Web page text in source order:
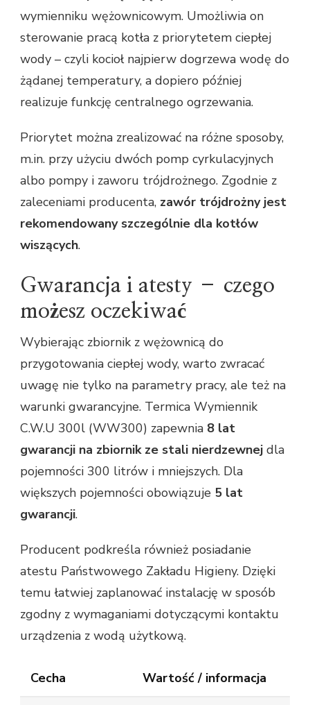
wymienniku wężownicowym. Umożliwia on
sterowanie pracą kotła z priorytetem ciepłej
wody – czyli kocioł najpierw dogrzewa wodę do
żądanej temperatury, a dopiero później
realizuje funkcję centralnego ogrzewania.
Priorytet można zrealizować na różne sposoby,
m.in. przy użyciu dwóch pomp cyrkulacyjnych
albo pompy i zaworu trójdrożnego. Zgodnie z
zaleceniami producenta, zawór trójdrożny jest
rekomendowany szczególnie dla kotłów
wiszących.
Gwarancja i atesty – czego
możesz oczekiwać
Wybierając zbiornik z wężownicą do
przygotowania ciepłej wody, warto zwracać
uwagę nie tylko na parametry pracy, ale też na
warunki gwarancyjne. Termica Wymiennik
C.W.U 300l (WW300) zapewnia 8 lat
gwarancji na zbiornik ze stali nierdzewnej dla
pojemności 300 litrów i mniejszych. Dla
większych pojemności obowiązuje 5 lat
gwarancji.
Producent podkreśla również posiadanie
atestu Państwowego Zakładu Higieny. Dzięki
temu łatwiej zaplanować instalację w sposób
zgodny z wymaganiami dotyczącymi kontaktu
urządzenia z wodą użytkową.
Cecha Wartość / informacja